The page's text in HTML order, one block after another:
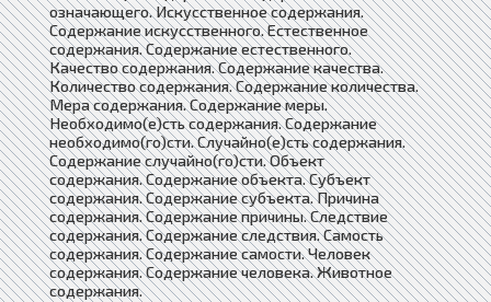
означающего. Искусственное содержания.
Содержание искусственного. Естественное
содержания. Содержание естественного.
Качество содержания. Содержание качества.
Количество содержания. Содержание количества.
Мера содержания. Содержание меры.
Необходимо(е)сть содержания. Содержание
необходимо(го)сти. Случайно(е)сть содержания.
Содержание случайно(го)сти. Объект
содержания. Содержание объекта. Субъект
содержания. Содержание субъекта. Причина
содержания. Содержание причины. Следствие
содержания. Содержание следствия. Самость
содержания. Содержание самости. Человек
содержания. Содержание человека. Животное
содержания.